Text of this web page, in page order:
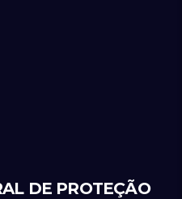
DE PROTEÇÃO